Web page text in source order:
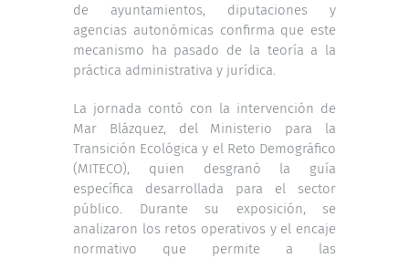
de ayuntamientos, diputaciones y
agencias autonómicas confirma que este
mecanismo ha pasado de la teoría a la
práctica administrativa y jurídica.
La jornada contó con la intervención de
Mar Blázquez, del Ministerio para la
Transición Ecológica y el Reto Demográfico
(MITECO), quien desgranó la guía
específica desarrollada para el sector
público. Durante su exposición, se
analizaron los retos operativos y el encaje
normativo que permite a las